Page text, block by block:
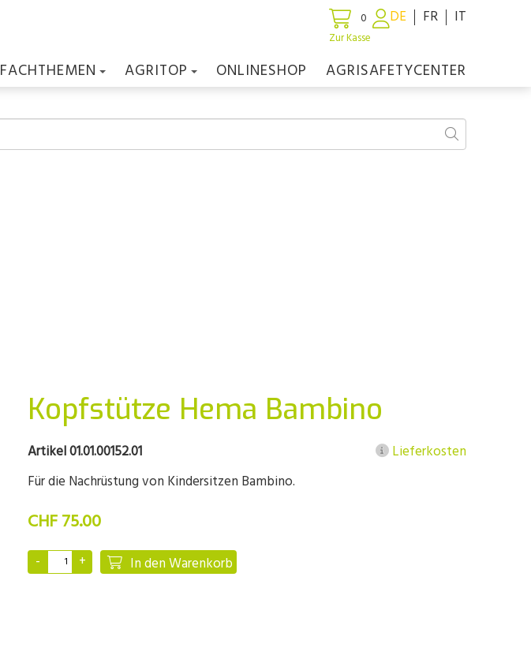
0
Zur Kasse
DE FR IT
FACHTHEMEN AGRITOP ONLINESHOP AGRISAFETYCENTER
Kopfstütze Hema Bambino
Artikel 01.01.00152.01
Lieferkosten
Für die Nachrüstung von Kindersitzen Bambino.
CHF 75.00
In den Warenkorb